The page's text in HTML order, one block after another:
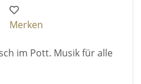
Merken
im Pott. Musik für alle